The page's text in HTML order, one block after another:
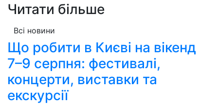
Читати більше
Всі новини
Що робити в Києві на вікенд
7–9 серпня: фестивалі,
концерти, виставки та
екскурсії